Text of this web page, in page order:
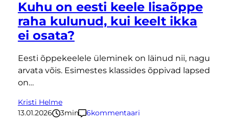
Kuhu on eesti keele lisaõppe
raha kulunud, kui keelt ikka
ei osata?
Eesti õppekeelele üleminek on läinud nii, nagu
arvata võis. Esimestes klassides õppivad lapsed
on…
Kristi Helme
13.01.2026
3minutit
6kommentaari